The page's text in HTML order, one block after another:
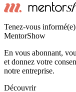
Tenez-vous
MentorShow
En vous abonnant,
et donnez votre
notre entreprise.
Découvrir